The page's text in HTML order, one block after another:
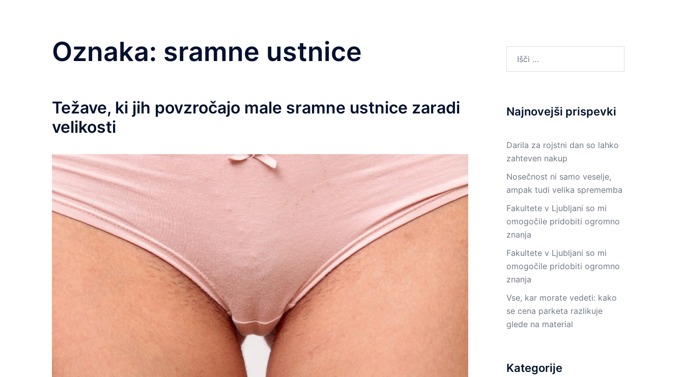
Oznaka: sramne ustnice
Težave, ki jih povzročajo male sramne ustnice zaradi
velikosti
Najnovejši prispevki
Darila za rojstni dan so lahko
zahteven nakup
Nosečnost ni samo veselje,
ampak tudi velika sprememba
Fakultete v Ljubljani so mi
omogočile pridobiti ogromno
znanja
Fakultete v Ljubljani so mi
omogočile pridobiti ogromno
znanja
Vse, kar morate vedeti: kako
se cena parketa razlikuje
glede na material
Kategorije